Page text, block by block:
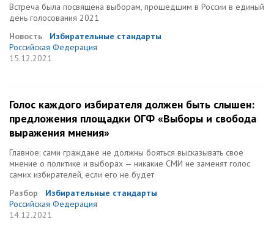
Встреча была посвящена выборам, прошедшим в России в единый
день голосования 2021
Новость
Избирательные стандарты
Российская Федерация
15.12.2021
Голос каждого избирателя должен быть слышен:
предложения площадки ОГФ «Выборы и свобода
выражения мнения»
Главное: сами граждане не должны бояться высказывать свое
мнение о политике и выборах — никакие СМИ не заменят голос
самих избирателей, если его не будет
Разбор
Избирательные стандарты
Российская Федерация
14.12.2021